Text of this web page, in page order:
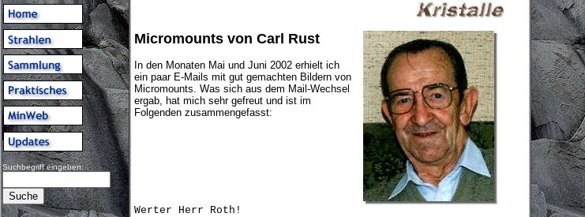
Suchbegriff eingeben:
Micromounts von Carl Rust
In den Monaten Mai und Juni 2002 erhielt ich
ein paar E-Mails mit gut gemachten Bildern von
Micromounts. Was sich aus dem Mail-Wechsel
ergab, hat mich sehr gefreut und ist im
Folgenden zusammengefasst:
Werter Herr Roth!